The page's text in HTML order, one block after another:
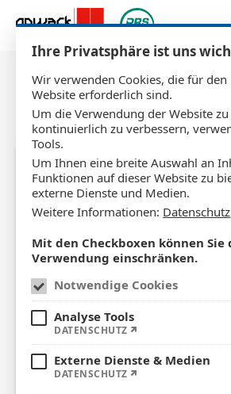
Anseilschutz
Ihre Privatsphäre ist uns
Wir verwenden Cookies, die für
Website erforderlich sind.
Um die Verwendung der Website
kontinuierlich zu verbessern,
Tools.
Um Ihnen eine breite Auswahl an
Funktionen auf dieser Website zu
externe Dienste und Medien.
Weitere Informationen: Datenschutz
Mit den Checkboxen können Sie
Verwendung einschränken.
Notwendige Cookies
Analyse Tools
DATENSCHUTZ
Externe Dienste & Medien
DATENSCHUTZ